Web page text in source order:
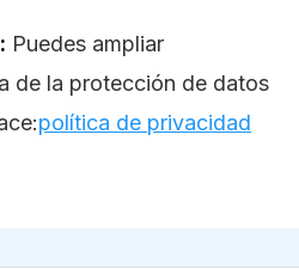
Puedes ampliar
de la protección de datos
política de privacidad